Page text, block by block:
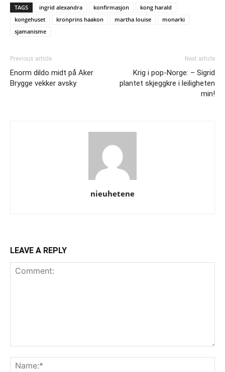
TAGS ingrid alexandra konfirmasjon
kong harald
kongehuset
kronprins haakon martha louise
monarki
sjamanisme
Previous article
Enorm dildo midt på Aker
Brygge vekker avsky
Next article
Krig i pop-Norge: – Sigrid
plantet skjeggkre i leiligheten
min!
nieuhetene
LEAVE A REPLY